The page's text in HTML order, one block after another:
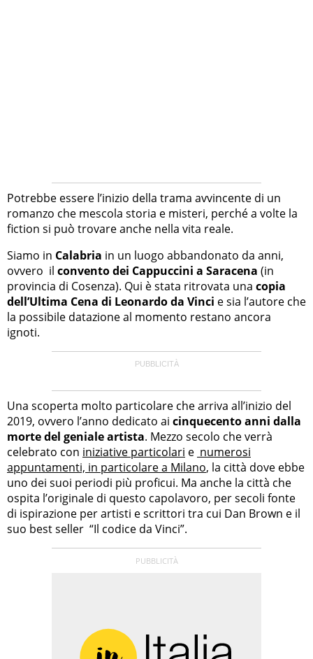
Potrebbe essere l’inizio della trama avvincente di un
romanzo che mescola storia e misteri, perché a volte la
fiction si può trovare anche nella vita reale.
Siamo in Calabria in un luogo abbandonato da anni,
ovvero il convento dei Cappuccini a Saracena (in
provincia di Cosenza). Qui è stata ritrovata una copia
dell’Ultima Cena di Leonardo da Vinci e sia l’autore che
la possibile datazione al momento restano ancora
ignoti.
Una scoperta molto particolare che arriva all’inizio del
2019, ovvero l’anno dedicato ai cinquecento anni dalla
morte del geniale artista. Mezzo secolo che verrà
celebrato con iniziative particolari e numerosi
appuntamenti, in particolare a Milano, la città dove ebbe
uno dei suoi periodi più proficui. Ma anche la città che
ospita l’originale di questo capolavoro, per secoli fonte
di ispirazione per artisti e scrittori tra cui Dan Brown e il
suo best seller “Il codice da Vinci”.